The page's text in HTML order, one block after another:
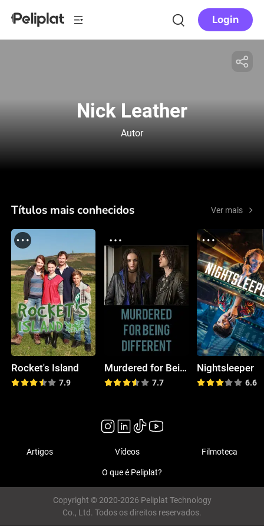
Login
Nick Leather
Autor
Títulos mais conhecidos Ver mais
Rocket's Island
7.9
Murdered for Being Different
7.7
Nightsleeper
6.6
Artigos Vídeos Filmoteca
O que é Peliplat?
Copyright © 2020-2026 Peliplat Technology
Co., Ltd. Todos os direitos reservados.